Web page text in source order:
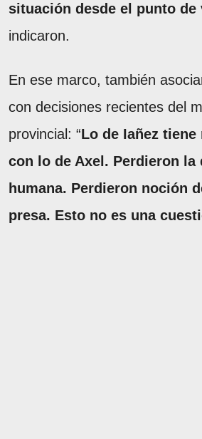
situación desde el punto de
indicaron.
En ese marco, también
con decisiones recientes del
provincial: “Lo de Iañez
con lo de Axel. Perdieron la
humana. Perdieron noción
presa. Esto no es una